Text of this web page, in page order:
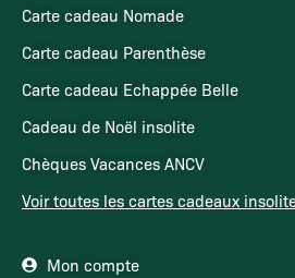
Carte cadeau Nomade
Carte cadeau Parenthèse
Carte cadeau Echappée Belle
Cadeau de Noël insolite
Chèques Vacances ANCV
Voir toutes les cartes cadeaux
Mon compte